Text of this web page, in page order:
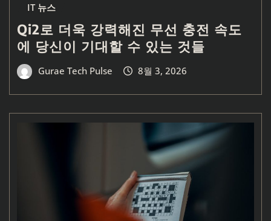
IT 뉴스
Qi2로 더욱 강력해진 무선 충전 속도
에 당신이 기대할 수 있는 것들
Gurae Tech Pulse 8월 3, 2026